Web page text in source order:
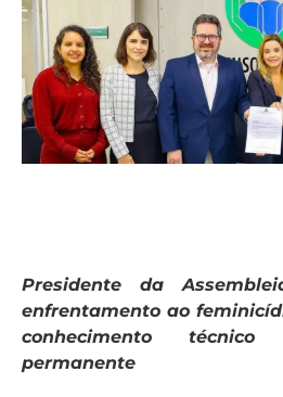
Presidente da
enfrentamento ao
conhecimento
permanente